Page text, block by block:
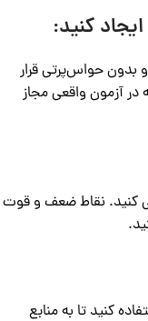
حواس‌پرتی قرار
در آزمون واقعی مجاز
کنید. نقاط ضعف و قوت
کنید تا به منابع